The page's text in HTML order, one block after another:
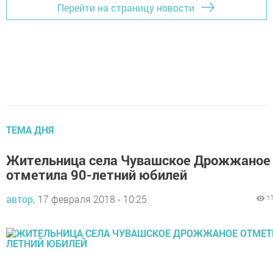
Перейти на страницу новости
ТЕМА ДНЯ
Жительница села Чувашское Дрожжаное
отметила 90-летний юбилей
автор, 17 февраля 2018 - 10:25